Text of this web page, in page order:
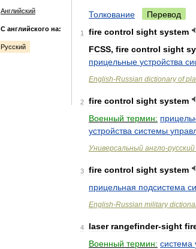
Английский
С английского на:
Русский
Толкование Перевод
1 fire control sight system
FCSS, fire control sight
прицельные устройства
English-Russian dictionary of
2 fire control sight system
Военный термин:
устройства системы
Универсальный англо-русский
3 fire control sight system
прицельная подсистема
English-Russian military
4 laser rangefinder-sight
Военный термин: система